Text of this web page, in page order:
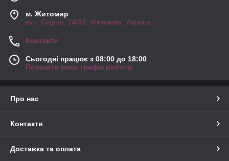
м. Житомир
вул. Східна, 34/33, Житомир, Україна
Контакти
Сьогодні працює з 08:00 до 18:00
Показати весь графік роботи
Про нас
Контакти
Доставка та оплата